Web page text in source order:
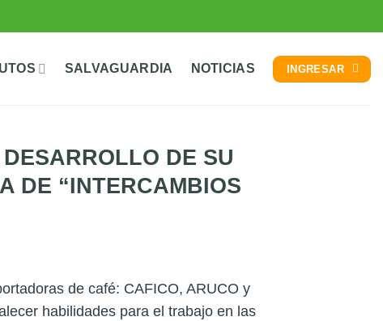
SALVAGUARDIA NOTICIAS INGRESAR
DE SU
DE “INTERCAMBIOS
de café: CAFICO, ARUCO y
habilidades para el trabajo en las